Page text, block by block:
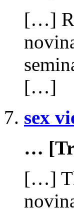
[…]
[…]
sex
…
[…]